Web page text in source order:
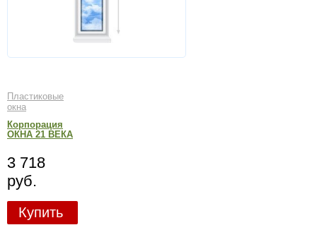
Пластиковые
окна
Корпорация
ОКНА 21 ВЕКА
3 718
руб.
Купить